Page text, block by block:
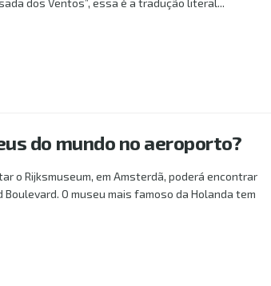
dos Ventos”, essa é a tradução literal...
do mundo no aeroporto?
o Rijksmuseum, em Amsterdã, poderá encontrar
O museu mais famoso da Holanda tem